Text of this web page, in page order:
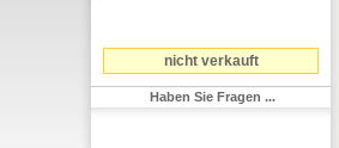
nicht verkauft
Haben Sie Fragen ...